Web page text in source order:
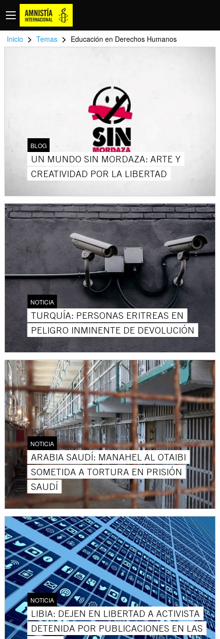
Inicio > Temas > Educación en Derechos Humanos
BLOG
UN MUNDO SIN MORDAZA: ARTE Y
CREATIVIDAD POR LA LIBERTAD
NOTICIA
TURQUÍA: PERSONAS ERITREAS EN
PELIGRO INMINENTE DE DEVOLUCIÓN
NOTICIA
ARABIA SAUDÍ: MANAHEL AL OTAIBI
SOMETIDA A TORTURA EN PRISIÓN
SAUDÍ
NOTICIA
LIBIA: DEJEN EN LIBERTAD A ACTIVISTA
DETENIDA POR PUBLICACIONES EN LAS